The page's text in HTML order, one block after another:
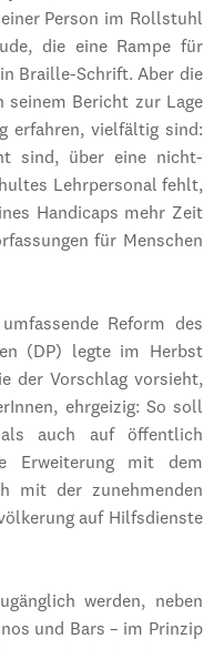
Person im Rollstuhl
die eine Rampe für
Braille-Schrift. Aber die
seinem Bericht zur Lage
erfahren, vielfältig sind:
sind, über eine nicht-
Lehrpersonal fehlt,
Handicaps mehr Zeit
für Menschen
Reform des
(DP) legte im Herbst
der Vorschlag vorsieht,
ehrgeizig: So soll
auch auf öffentlich
Erweiterung mit dem
mit der zunehmenden
auf Hilfsdienste
werden, neben
und Bars – im Prinzip